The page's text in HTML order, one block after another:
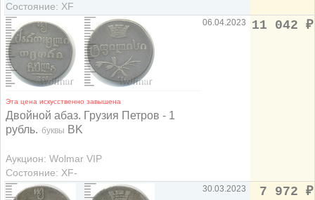
Состояние: XF
Эта цена искусственно завышена
Двойной абаз. Грузия Петров - 1
рубль. буквы BK
Аукцион: Wolmar VIP
Состояние: XF-
06.04.2023 11 042 ₽
30.03.2023 7 972 ₽